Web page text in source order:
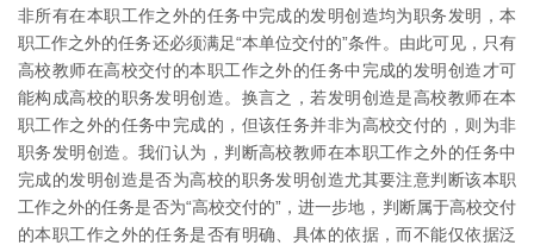
非所有在本职工作之外的任务中完成的发明创造均为职务发明，本
职工作之外的任务还必须满足“本单位交付的”条件。由此可见，只有
高校教师在高校交付的本职工作之外的任务中完成的发明创造才可
能构成高校的职务发明创造。换言之，若发明创造是高校教师在本
职工作之外的任务中完成的，但该任务并非为高校交付的，则为非
职务发明创造。我们认为，判断高校教师在本职工作之外的任务中
完成的发明创造是否为高校的职务发明创造尤其要注意判断该本职
工作之外的任务是否为“高校交付的”，进一步地，判断属于高校交付
的本职工作之外的任务是否有明确、具体的依据，而不能仅依据泛